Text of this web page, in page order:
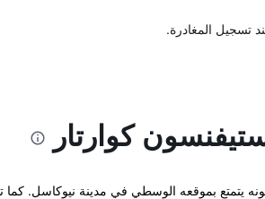
تسجيل المغادرة.
كوارتار
يتمتع بموقعه الوسطي في مدينة نيوكاسل.